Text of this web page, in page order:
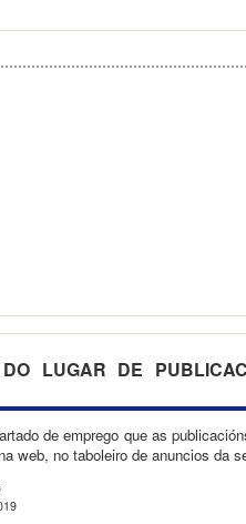
LUGAR DE
de emprego que as
web, no taboleiro de anuncios da